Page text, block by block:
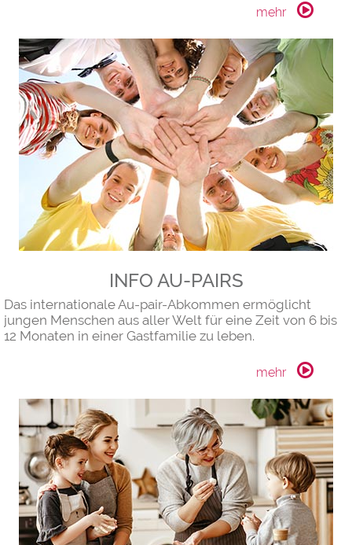
INFO AU-PAIRS
Das internationale Au-pair-Abkommen ermöglicht
jungen Menschen aus aller Welt für eine Zeit von 6 bis
12 Monaten in einer Gastfamilie zu leben.